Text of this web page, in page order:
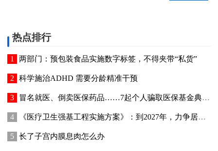
热点排行
两部门：预包装食品实施数字标签，不得夹带“私货”
科学施治ADHD 需要分龄精准干预
冒名就医、倒卖医保药品……7起个人骗取医保基金典型案例被曝光
《医疗卫生强基工程实施方案》：到2027年，力争居民15分钟可达最近的医疗服务点
长了子宫内膜息肉怎么办